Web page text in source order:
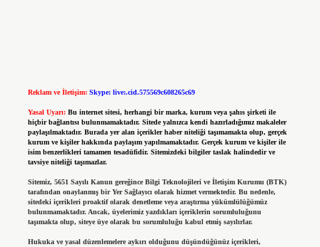
Reklam ve İletişim: Skype: live:.cid.575569c608265c69
Yasal Uyarı: Bu internet sitesi, herhangi bir marka, kurum veya şahıs şirketi ile
hiçbir bağlantısı bulunmamaktadır. Sitede yalnızca kendi hazırladığımız makaleler
paylaşılmaktadır. Burada yer alan içerikler haber niteliği taşımamakta olup, gerçek
kurum ve kişiler hakkında paylaşım yapılmamaktadır. Gerçek kurum ve kişiler ile
isim benzerlikleri tamamen tesadüfidir. Sitemizdeki bilgiler taslak halindedir ve
tavsiye niteliği taşımazlar.
Sitemiz, 5651 Sayılı Kanun gereğince Bilgi Teknolojileri ve İletişim Kurumu (BTK)
tarafından onaylanmış bir Yer Sağlayıcı olarak hizmet vermektedir. Bu nedenle,
sitedeki içerikleri proaktif olarak denetleme veya araştırma yükümlülüğümüz
bulunmamaktadır. Ancak, üyelerimiz yazdıkları içeriklerin sorumluluğunu
taşımakta olup, siteye üye olarak bu sorumluluğu kabul etmiş sayılırlar.
Hukuka ve yasal düzenlemelere aykırı olduğunu düşündüğünüz içerikleri,